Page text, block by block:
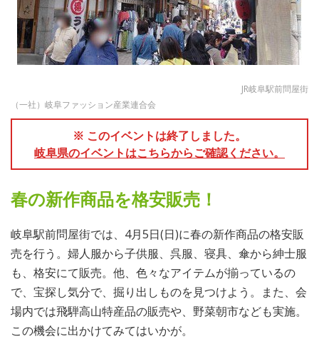
JR岐阜駅前問屋街
（一社）岐阜ファッション産業連合会
※ このイベントは終了しました。
岐阜県のイベントはこちらからご確認ください。
春の新作商品を格安販売！
岐阜駅前問屋街では、4月5日(日)に春の新作商品の格安販
売を行う。婦人服から子供服、呉服、寝具、傘から紳士服
も、格安にて販売。他、色々なアイテムが揃っているの
で、宝探し気分で、掘り出しものを見つけよう。また、会
場内では飛騨高山特産品の販売や、野菜朝市なども実施。
この機会に出かけてみてはいかが。